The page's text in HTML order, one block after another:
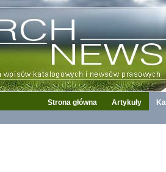
Strona główna Artykuły